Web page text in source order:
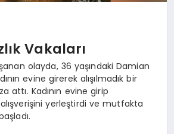
Vakaları
olayda, 36 yaşındaki Damian
evine girerek alışılmadık bir
attı. Kadının evine girip
alışverişini yerleştirdi ve mutfakta